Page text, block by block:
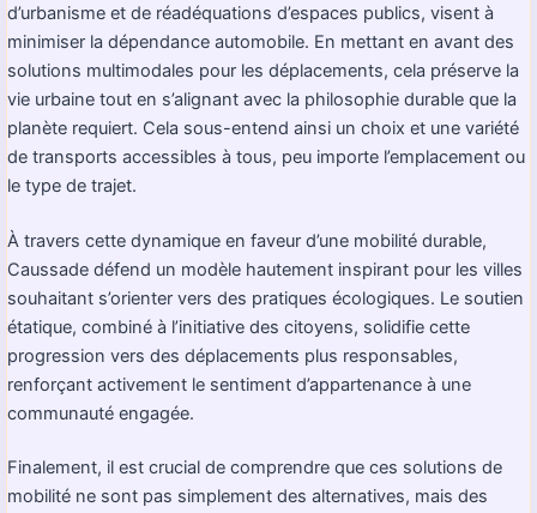
d’urbanisme et de réadéquations d’espaces publics, visent à
minimiser la dépendance automobile. En mettant en avant des
solutions multimodales pour les déplacements, cela préserve la
vie urbaine tout en s’alignant avec la philosophie durable que la
planète requiert. Cela sous-entend ainsi un choix et une variété
de transports accessibles à tous, peu importe l’emplacement ou
le type de trajet.
À travers cette dynamique en faveur d’une mobilité durable,
Caussade défend un modèle hautement inspirant pour les villes
souhaitant s’orienter vers des pratiques écologiques. Le soutien
étatique, combiné à l’initiative des citoyens, solidifie cette
progression vers des déplacements plus responsables,
renforçant activement le sentiment d’appartenance à une
communauté engagée.
Finalement, il est crucial de comprendre que ces solutions de
mobilité ne sont pas simplement des alternatives, mais des